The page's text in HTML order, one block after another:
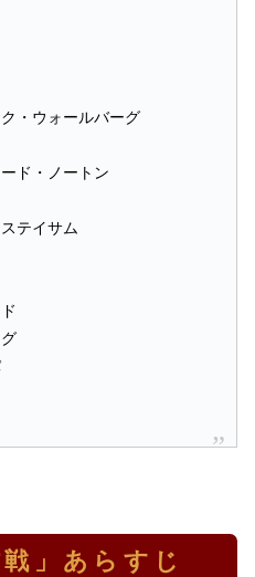
・ウォールバーグ
ド・ノートン
テイサム
」あらすじ